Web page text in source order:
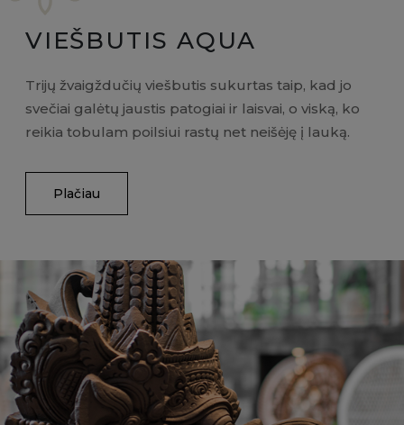
VIEŠBUTIS AQUA
Trijų žvaigždučių viešbutis sukurtas taip, kad jo
svečiai galėtų jaustis patogiai ir laisvai, o viską, ko
reikia tobulam poilsiui rastų net neišėję į lauką.
Plačiau